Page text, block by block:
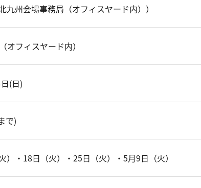
九州会場事務局（オフィスヤード内））
オフィスヤード内）
(日)
で)
・18日（火）・25日（火）・5月9日（火）